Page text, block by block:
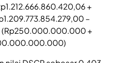
+
–
(Rp250.000.000.000 +